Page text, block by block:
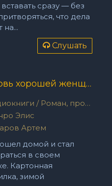
сразу — без
что дела
на...
Слушать
Манро Элис – Любовь хорошей женщины
/ Роман, проза
Элис
Артем
домой и стал
в своем
Картонная
зимой